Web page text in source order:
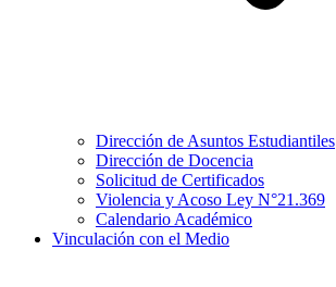
Dirección de Asuntos Estudiantiles
Dirección de Docencia
Solicitud de Certificados
Violencia y Acoso Ley N°21.369
Calendario Académico
Vinculación con el Medio